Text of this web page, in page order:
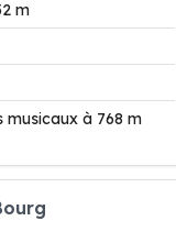
m
musicaux à 768 m